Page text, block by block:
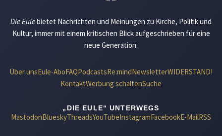
Die Eulebietet Nachrichten und Meinungen zu Kirche, Politik und
Kultur, immer mit einem kritischen Blick aufgeschrieben für eine
neue Generation.
Über unsEule-AboFAQPodcastsRe:mindNewsletterWIDERSTAND!
KontaktWerbung schaltenSuche
„DIE EULE“ UNTERWEGS
MastodonBlueskyThreadsYouTubeInstagramFacebookE-MailRSS